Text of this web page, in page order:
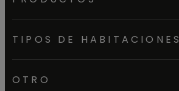
TIPOS DE HABITACIONES
OTRO